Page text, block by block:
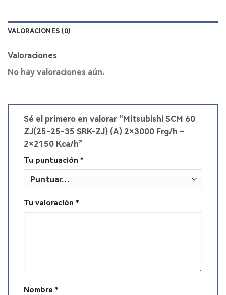
VALORACIONES (0)
Valoraciones
No hay valoraciones aún.
Sé el primero en valorar “Mitsubishi SCM 60
ZJ(25-25-35 SRK-ZJ) (A) 2×3000 Frg/h –
2×2150 Kca/h”
Tu puntuación *
Tu valoración *
Nombre *